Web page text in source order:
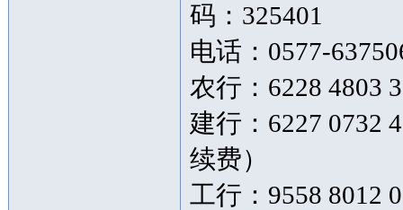
码：325401
电话：0577-
农行：6228 4803
建行：6227
续费）
工行：9558 8012